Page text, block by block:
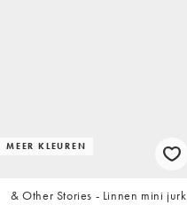
MEER KLEUREN
& Other Stories - Linnen mini jurk